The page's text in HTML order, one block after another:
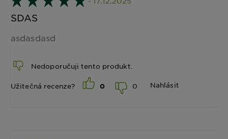
SDAS
asdasdasd
Nedoporučuji tento produkt.
Užitečná recenze? 0 0 Nahlásit